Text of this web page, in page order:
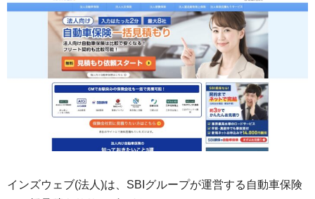
インズウェブ(法人)は、SBIグループが運営する自動車保険